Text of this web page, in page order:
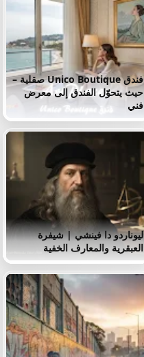
فندق Unico Boutique صقلية –
حيث يتحوّل الفندق إلى معرض
فني
ليوناردو دا فينشي | شيفرة
العبقرية والمعارف الخفية